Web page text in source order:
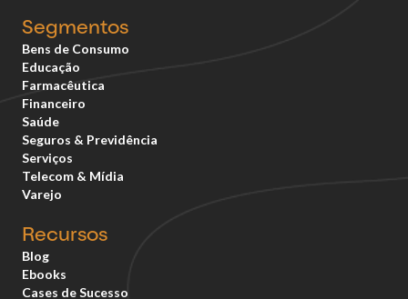
Segmentos
Bens de Consumo
Educação
Farmacêutica
Financeiro
Saúde
Seguros & Previdência
Serviços
Telecom & Mídia
Varejo
Recursos
Blog
Ebooks
Cases de Sucesso